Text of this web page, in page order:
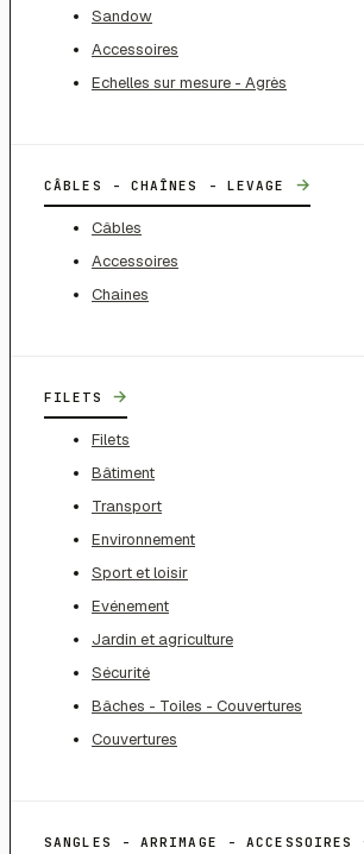
Sandow
Accessoires
Echelles sur mesure - Agrès
CÂBLES - CHAÎNES - LEVAGE →
Câbles
Accessoires
Chaines
FILETS →
Filets
Bâtiment
Transport
Environnement
Sport et loisir
Evénement
Jardin et agriculture
Sécurité
Bâches - Toiles - Couvertures
Couvertures
SANGLES - ARRIMAGE - ACCESSOIRES